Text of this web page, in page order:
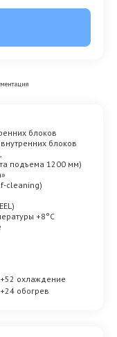
блоков
блоков
подъема 1200 мм)
cleaning)
+8°C
охлаждение
обогрев